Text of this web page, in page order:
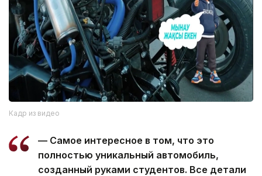
Кадр из видео
— Самое интересное в том, что это
полностью уникальный автомобиль,
созданный руками студентов. Все детали